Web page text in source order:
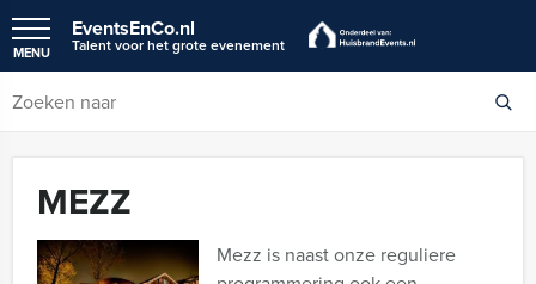
EventsEnCo.nl
Talent voor het grote evenement
MENU
MEZZ
Mezz is naast onze reguliere